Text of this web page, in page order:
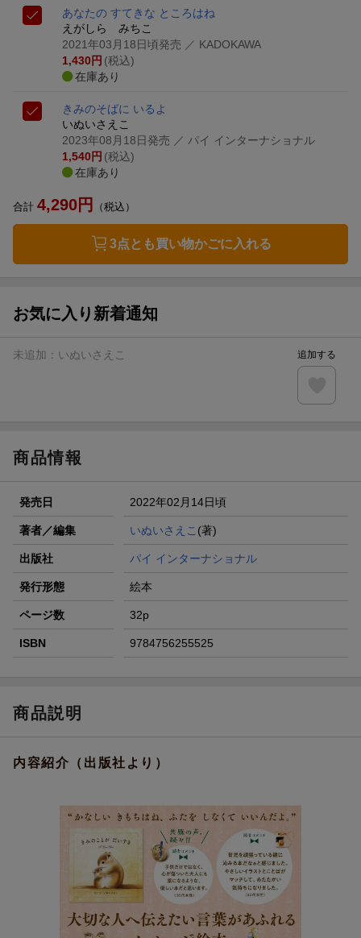
あなたの すてきな ところはね
えがしら みちこ
2021年03月18日頃発売 ／ KADOKAWA
1,430円 (税込)
在庫あり
きみのそばに いるよ
いぬいさえこ
2023年08月18日発売 ／ パイ インターナショナル
1,540円 (税込)
在庫あり
合計 4,290円 （税込）
3点とも買い物かごに入れる
お気に入り新着通知
未追加： いぬいさえこ 追加する
商品情報
発売日 2022年02月14日頃
著者／編集 いぬいさえこ (著)
出版社 パイ インターナショナル
発行形態 絵本
ページ数 32p
ISBN 9784756255525
商品説明
内容紹介（出版社より）